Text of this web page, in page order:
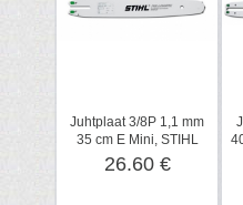
Juhtplaat 3/8P 1,1 mm
35 cm E Mini, STIHL
26.60 €